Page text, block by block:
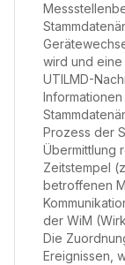
wird und
UTILMD-
Informationen
Prozess der
Übermittlung
Zeitstempel
betroffenen
der WiM
Die
Ereignissen,